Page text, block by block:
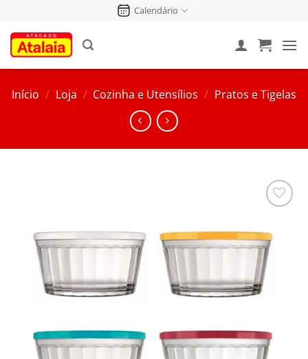
conteúdo
Calendário
Início / Loja / Cozinha e Utensílios / Pratos e Tigelas
na
Lista